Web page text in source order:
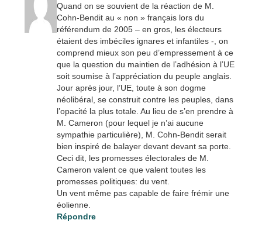
Quand on se souvient de la réaction de M.
Cohn-Bendit au « non » français lors du
référendum de 2005 – en gros, les électeurs
étaient des imbéciles ignares et infantiles -, on
comprend mieux son peu d’empressement à ce
que la question du maintien de l’adhésion à l’UE
soit soumise à l’appréciation du peuple anglais.
Jour après jour, l’UE, toute à son dogme
néolibéral, se construit contre les peuples, dans
l’opacité la plus totale. Au lieu de s’en prendre à
M. Cameron (pour lequel je n’ai aucune
sympathie particulière), M. Cohn-Bendit serait
bien inspiré de balayer devant devant sa porte.
Ceci dit, les promesses électorales de M.
Cameron valent ce que valent toutes les
promesses politiques: du vent.
Un vent même pas capable de faire frémir une
éolienne.
Répondre